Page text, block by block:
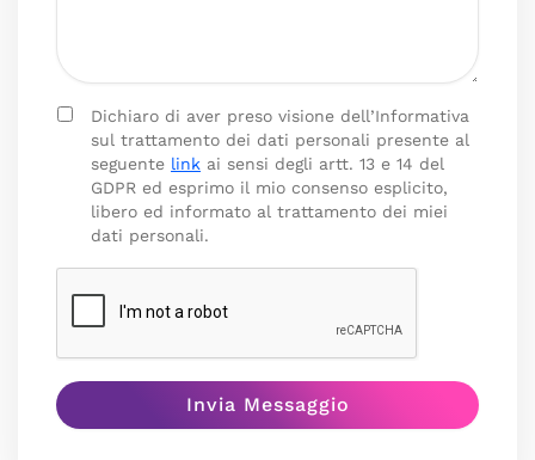
Dichiaro di aver preso visione dell’Informativa
sul trattamento dei dati personali presente al
seguente link ai sensi degli artt. 13 e 14 del
GDPR ed esprimo il mio consenso esplicito,
libero ed informato al trattamento dei miei
dati personali.